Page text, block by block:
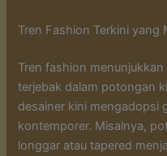
Tren Fashion Terkini yang
Tren fashion
terjebak dalam potongan
desainer kini mengadopsi
kontemporer. Misalnya,
longgar atau tapered